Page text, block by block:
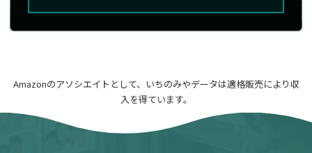
Amazonのアソシエイトとして、いちのみやデータは適格販売により収
入を得ています。